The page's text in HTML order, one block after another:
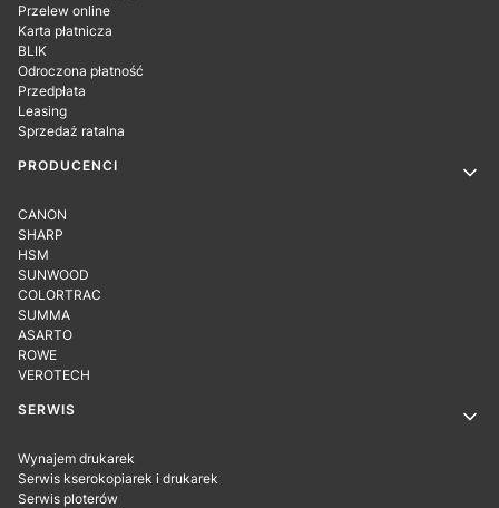
Przelew online
Karta płatnicza
BLIK
Odroczona płatność
Przedpłata
Leasing
Sprzedaż ratalna
PRODUCENCI
CANON
SHARP
HSM
SUNWOOD
COLORTRAC
SUMMA
ASARTO
ROWE
VEROTECH
SERWIS
Wynajem drukarek
Serwis kserokopiarek i drukarek
Serwis ploterów